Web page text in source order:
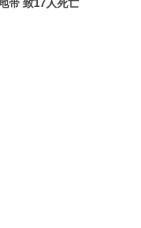
带 致17人死亡